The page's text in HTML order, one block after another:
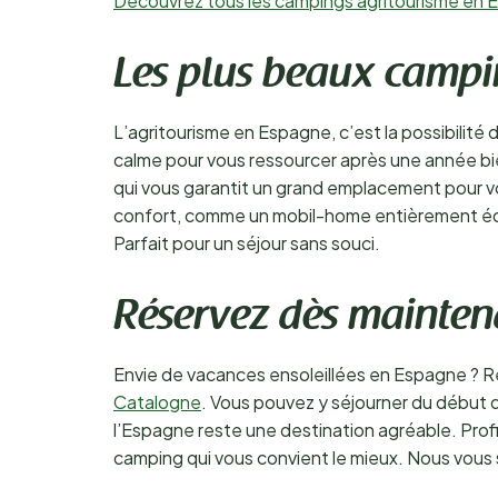
Les plus beaux
L’agritourisme en Espagne, c’est la
calme pour vous ressourcer après une année
qui vous garantit un grand emplacement pour
confort, comme un mobil-home entièrement
Parfait pour un séjour sans souci.
Réservez dès
Envie de vacances ensoleillées en Espagne ?
Catalogne. Vous pouvez y séjourner du début
l’Espagne reste une destination agréable.
camping qui vous convient le mieux. Nous